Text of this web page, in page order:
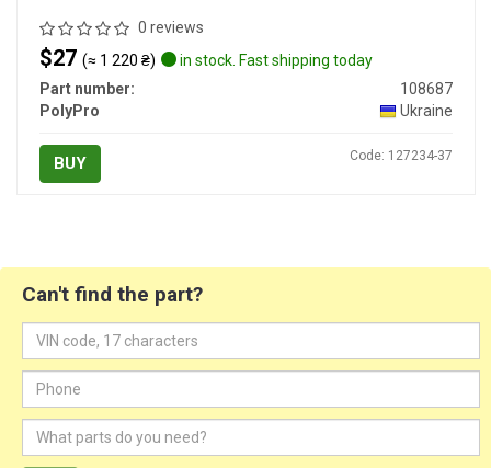
0 reviews
$27 (≈ 1 220 ₴)
in stock. Fast shipping today
Part number:
108687
PolyPro
Ukraine
BUY Code: 127234-37
Can't find the part?